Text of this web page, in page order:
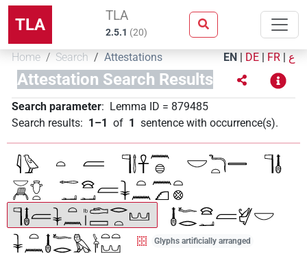
TLA TLA
2.5.1 (20)
Home Search Attestations EN | DE | FR | ع
Attestation Search Results
Search parameter: Lemma ID = 879485
Search results: 1–1 of 1 sentence with occurrence(s).
Glyphs artificially arranged